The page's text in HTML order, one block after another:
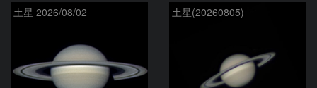
土星 2026/08/02 土星(20260805)